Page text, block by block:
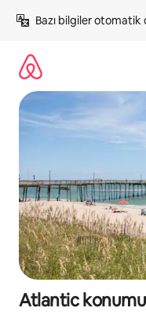
atla
Bazı bilgiler
Atlantic